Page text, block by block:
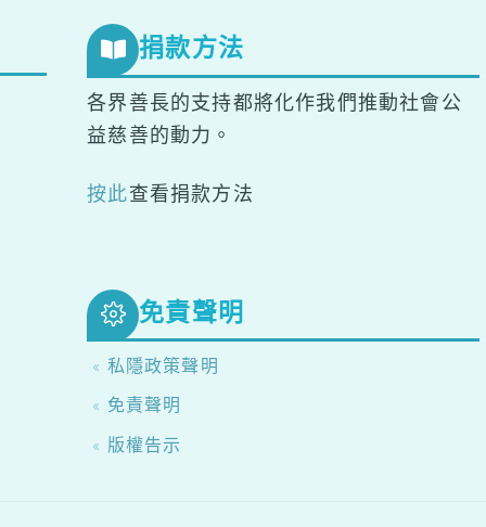
捐款方法
各界善長的支持都將化作我們推動社會公
益慈善的動力。
按此查看捐款方法
免責聲明
« 私隱政策聲明
« 免責聲明
« 版權告示